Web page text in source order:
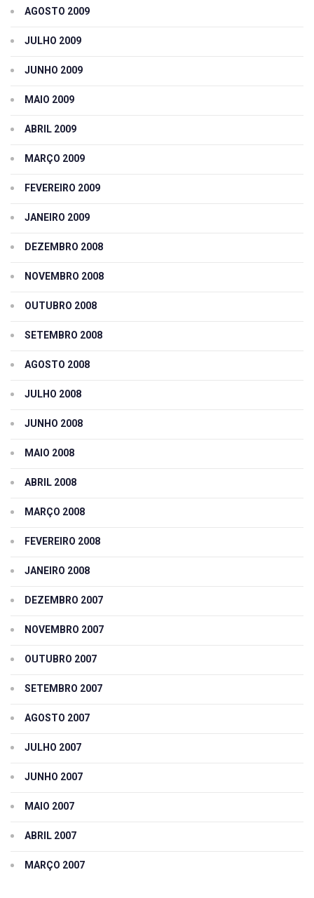
AGOSTO 2009
JULHO 2009
JUNHO 2009
MAIO 2009
ABRIL 2009
MARÇO 2009
FEVEREIRO 2009
JANEIRO 2009
DEZEMBRO 2008
NOVEMBRO 2008
OUTUBRO 2008
SETEMBRO 2008
AGOSTO 2008
JULHO 2008
JUNHO 2008
MAIO 2008
ABRIL 2008
MARÇO 2008
FEVEREIRO 2008
JANEIRO 2008
DEZEMBRO 2007
NOVEMBRO 2007
OUTUBRO 2007
SETEMBRO 2007
AGOSTO 2007
JULHO 2007
JUNHO 2007
MAIO 2007
ABRIL 2007
MARÇO 2007